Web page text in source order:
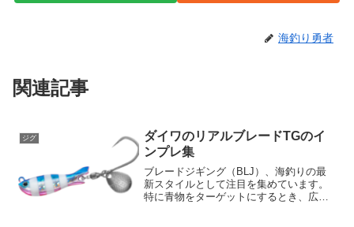
海釣り勇者
関連記事
ジグ
ダイワのリアルブレードTGのイ
ンプレ集
ブレードジギング（BLJ）、海釣りの最
新スタイルとして注目を集めています。
特に青物をターゲットにするとき、広範